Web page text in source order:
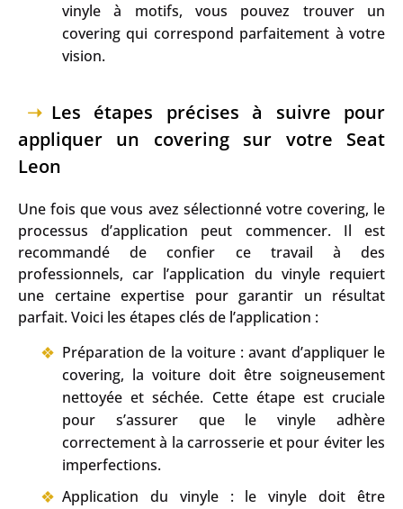
vinyle à motifs, vous pouvez trouver un
covering qui correspond parfaitement à votre
vision.
Les étapes précises à suivre pour
appliquer un covering sur votre Seat
Leon
Une fois que vous avez sélectionné votre covering, le
processus d’application peut commencer. Il est
recommandé de confier ce travail à des
professionnels, car l’application du vinyle requiert
une certaine expertise pour garantir un résultat
parfait. Voici les étapes clés de l’application :
Préparation de la voiture : avant d’appliquer le
covering, la voiture doit être soigneusement
nettoyée et séchée. Cette étape est cruciale
pour s’assurer que le vinyle adhère
correctement à la carrosserie et pour éviter les
imperfections.
Application du vinyle : le vinyle doit être